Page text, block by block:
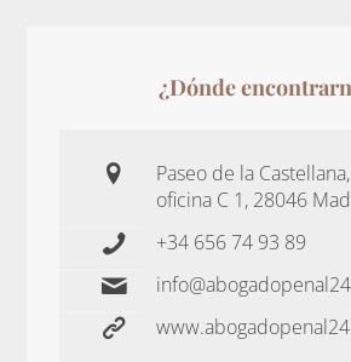
¿Dónde
Paseo de la
oficina C 1, 28046
+34 656 74 93 89